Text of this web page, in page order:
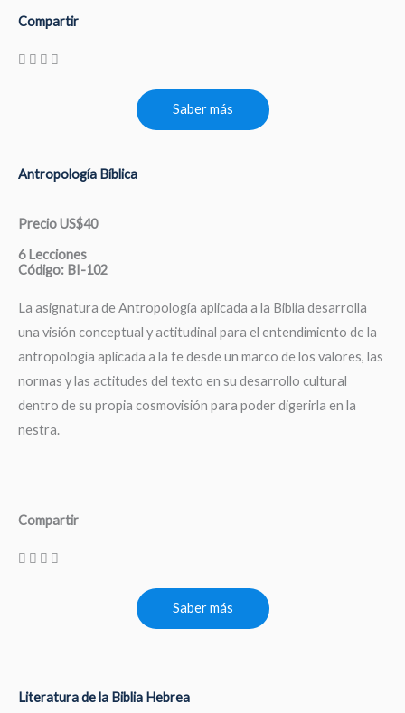
Compartir
Saber más
Antropología Bíblica
Precio US$40
6 Lecciones
Código: BI-102
La asignatura de Antropología aplicada a la Biblia desarrolla
una visión conceptual y actitudinal para el entendimiento de la
antropología aplicada a la fe desde un marco de los valores, las
normas y las actitudes del texto en su desarrollo cultural
dentro de su propia cosmovisión para poder digerirla en la
nestra.
Compartir
Saber más
Literatura de la Biblia Hebrea